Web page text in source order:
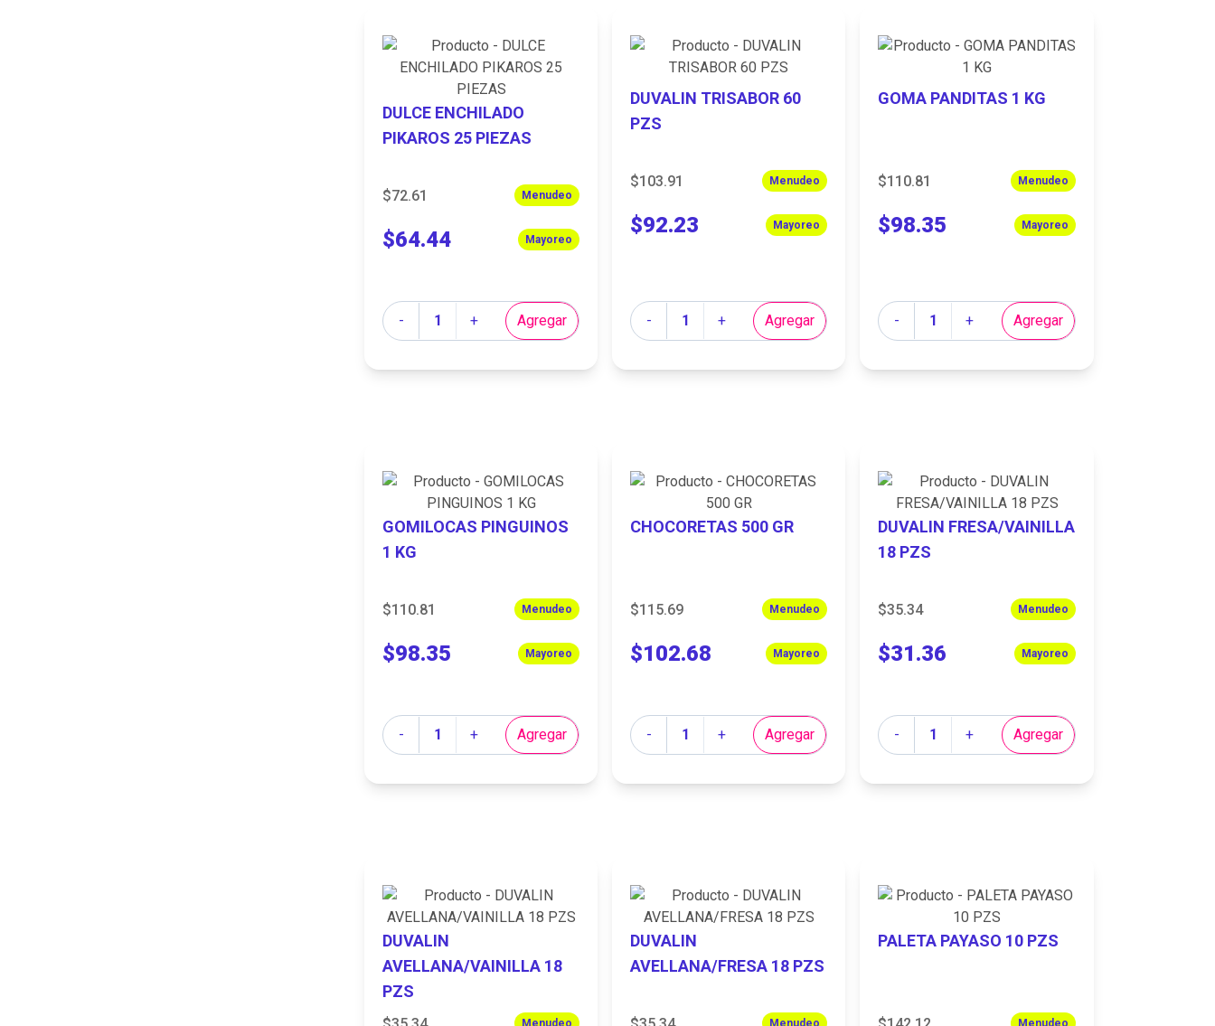
DULCE ENCHILADO
PIKAROS 25 PIEZAS
$72.61 Menudeo
$64.44 Mayoreo
-
Cantidad + Agregar
DUVALIN TRISABOR 60
PZS
$103.91 Menudeo
$92.23 Mayoreo
-
Cantidad + Agregar
GOMA PANDITAS 1 KG
$110.81 Menudeo
$98.35 Mayoreo
-
Cantidad + Agregar
GOMILOCAS PINGUINOS
1 KG
$110.81 Menudeo
$98.35 Mayoreo
-
Cantidad + Agregar
CHOCORETAS 500 GR
$115.69 Menudeo
$102.68 Mayoreo
-
Cantidad + Agregar
DUVALIN FRESA/VAINILLA
18 PZS
$35.34 Menudeo
$31.36 Mayoreo
-
Cantidad + Agregar
DUVALIN
AVELLANA/VAINILLA 18
PZS
Menudeo
DUVALIN
AVELLANA/FRESA 18 PZS
Menudeo
PALETA PAYASO 10 PZS
Menudeo